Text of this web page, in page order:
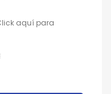
aquí para